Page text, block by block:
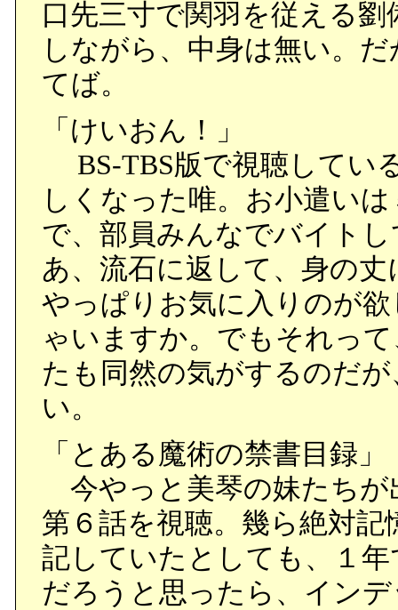
口先三寸で関羽を従える
しながら、中身は無い。
てば。
「けいおん！」
BS-TBS版で視聴してい
しくなった唯。お小遣い
で、部員みんなでバイト
あ、流石に返して、身の
やっぱりお気に入りのが
ゃいますか。でもそれっ
たも同然の気がするのだ
い。
「とある魔術の禁書目録」
今やっと美琴の妹たちが
第６話を視聴。幾ら絶対
記していたとしても、１
だろうと思ったら、イン